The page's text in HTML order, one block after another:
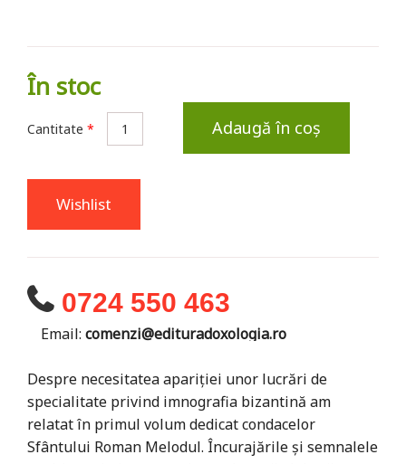
În stoc
Cantitate * Adaugă în coș
Wishlist
0724 550 463
Email: comenzi@edituradoxologia.ro
Despre necesitatea apariţiei unor lucrări de
specialitate privind imnografia bizantină am
relatat în primul volum dedicat condacelor
Sfântului Roman Melodul. Încurajările şi semnalele